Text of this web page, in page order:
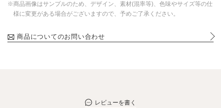
※商品画像はサンプルのため、デザイン、素材(混率等)、色味やサイズ等の仕
様に変更がある場合がございますので、予めご了承ください。
商品についてのお問い合わせ
レビューを書く